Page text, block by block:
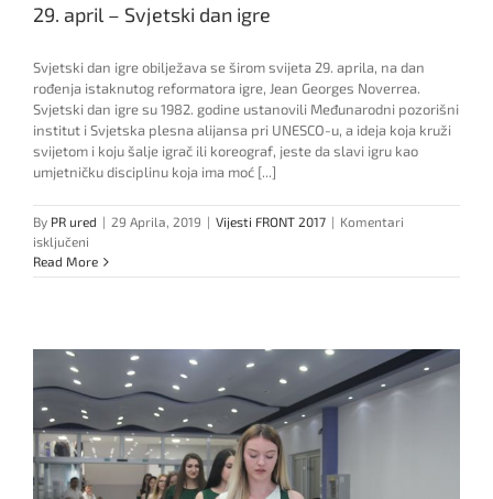
29. april – Svjetski dan igre
Svjetski dan igre obilježava se širom svijeta 29. aprila, na dan
rođenja istaknutog reformatora igre, Jean Georges Noverrea.
Svjetski dan igre su 1982. godine ustanovili Međunarodni pozorišni
institut i Svjetska plesna alijansa pri UNESCO-u, a ideja koja kruži
svijetom i koju šalje igrač ili koreograf, jeste da slavi igru kao
umjetničku disciplinu koja ima moć [...]
By PR ured | 29 Aprila, 2019 | Vijesti FRONT 2017 | Komentari
isključeni
29.
april
Read More